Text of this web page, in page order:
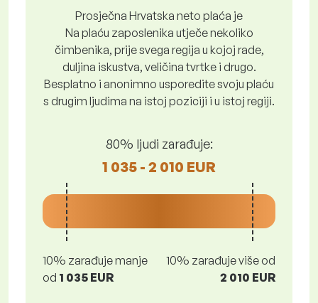
Prosječna Hrvatska neto plaća je
Na plaću zaposlenika utječe nekoliko
čimbenika, prije svega regija u kojoj rade,
duljina iskustva, veličina tvrtke i drugo.
Besplatno i anonimno usporedite svoju plaću
s drugim ljudima na istoj poziciji i u istoj regiji.
80% ljudi zarađuje:
1 035 - 2 010 EUR
10% zarađuje manje
od 1 035 EUR
10% zarađuje više od
2 010 EUR